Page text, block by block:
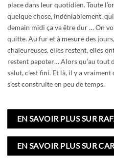
place dans leur quotidien. Toute
quelque chose, indéniablement,
demain midi ça va être dur … On
quitte. Au fur et à mesure des
chaleureuses, elles restent, elles
restent papoter… Alors qu’au tout
salut, c’est fini. Et là, il y a
s’est construite en peu de temps.
EN SAVOIR PLUS SUR
EN SAVOIR PLUS SUR